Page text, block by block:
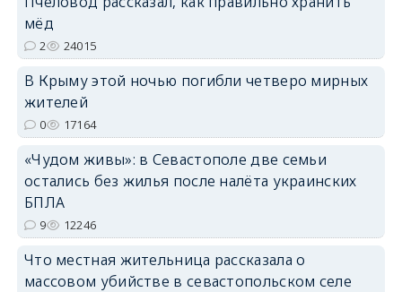
erid: 2SDnjdvhGXG
мёд
2 24015
В Крыму этой ночью погибли четверо мирных
жителей
0 17164
«Чудом живы»: в Севастополе две семьи
остались без жилья после налёта украинских
БПЛА
9 12246
Что местная жительница рассказала о
массовом убийстве в севастопольском селе